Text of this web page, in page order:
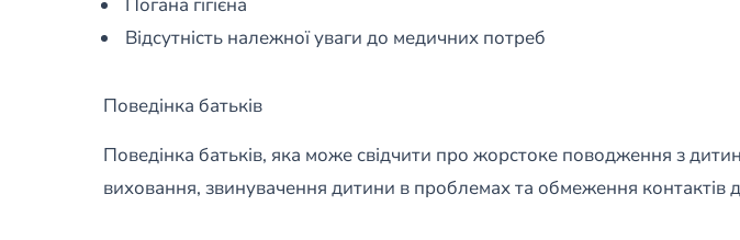
Відсутність належної уваги до медичних потреб
Поведінка батьків
Поведінка батьків, яка може свідчити про жорстоке поводження з
виховання, звинувачення дитини в проблемах та обмеження